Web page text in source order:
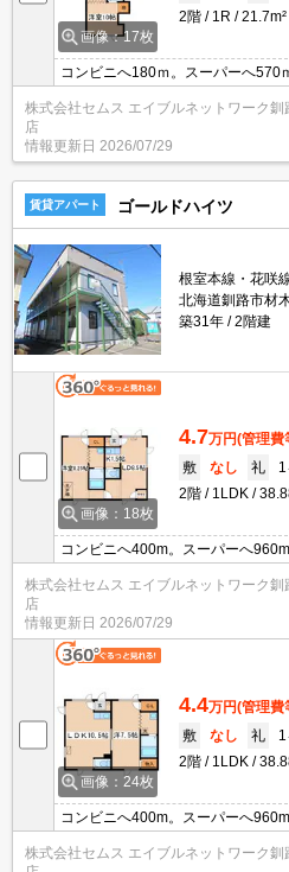
画像：17枚
2階
1R 21.7m²
コンビニへ180ｍ。スーパーへ570
株式会社セムス エイブルネットワーク釧
店
情報更新日 2026/07/29
賃貸アパート ゴールドハイツ
根室本線・花咲
北海道釧路市材
築31年
2階建
画像：18枚
4.7万円(管理費
敷
なし 礼
1
2階
1LDK
コンビニへ400m。スーパーへ
株式会社セムス エイブルネットワーク釧
店
情報更新日 2026/07/29
画像：24枚
4.4万円(管理費
敷
なし 礼
1
2階
1LDK
コンビニへ400m。スーパーへ
株式会社セムス エイブルネットワーク釧